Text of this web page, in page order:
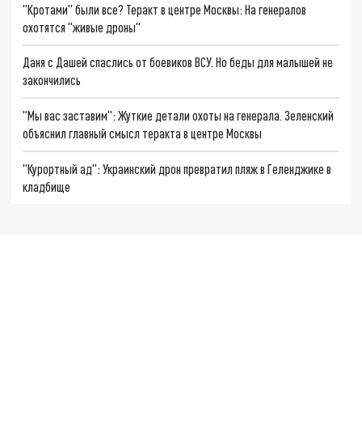
"Кротами" были все? Теракт в центре Москвы: На генералов
охотятся "живые дроны"
Даня с Дашей спаслись от боевиков ВСУ. Но беды для малышей не
закончились
"Мы вас заставим": Жуткие детали охоты на генерала. Зеленский
объяснил главный смысл теракта в центре Москвы
"Курортный ад": Украинский дрон превратил пляж в Геленджике в
кладбище